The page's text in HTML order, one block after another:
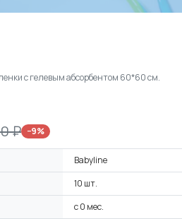
с гелевым абсорбентом 60*60 см.
₽ −9%
Babyline
10 шт.
с 0 мес.